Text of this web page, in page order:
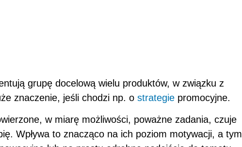
grupę docelową wielu produktów, w związku z
znaczenie, jeśli chodzi np. o strategie promocyjne.
w miarę możliwości, poważne zadania, czuje
Wpływa to znacząco na ich poziom motywacji, a tym